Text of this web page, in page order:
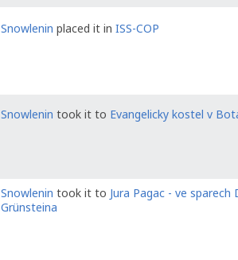
Snowlenin placed it in ISS-COP
Snowlenin took it to Evangelicky kostel v
Snowlenin took it to Jura Pagac - ve sparech
Grünsteina